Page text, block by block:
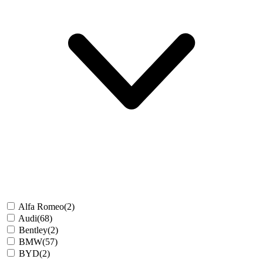
Alfa Romeo(2)
Audi(68)
Bentley(2)
BMW(57)
BYD(2)